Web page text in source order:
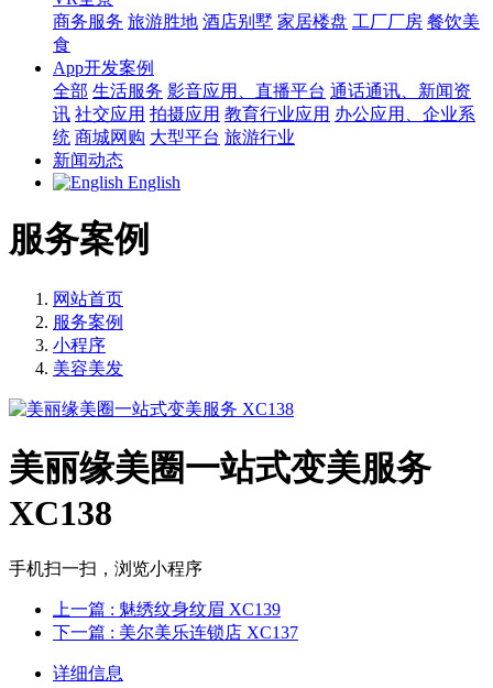
商务服务 旅游胜地 酒店别墅 家居楼盘 工厂厂房 餐饮美
食
App开发案例
全部 生活服务 影音应用、直播平台 通话通讯、新闻资
讯 社交应用 拍摄应用 教育行业应用 办公应用、企业系
统 商城网购 大型平台 旅游行业
新闻动态
English
服务案例
网站首页
服务案例
小程序
美容美发
美丽缘美圈一站式变美服务
XC138
手机扫一扫，浏览小程序
上一篇 : 魅绣纹身纹眉 XC139
下一篇 : 美尔美乐连锁店 XC137
详细信息